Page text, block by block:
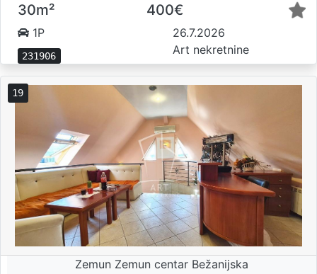
30m² 400€
1P
231906
26.7.2026
Art nekretnine
19
Zemun Zemun centar Bežanijska